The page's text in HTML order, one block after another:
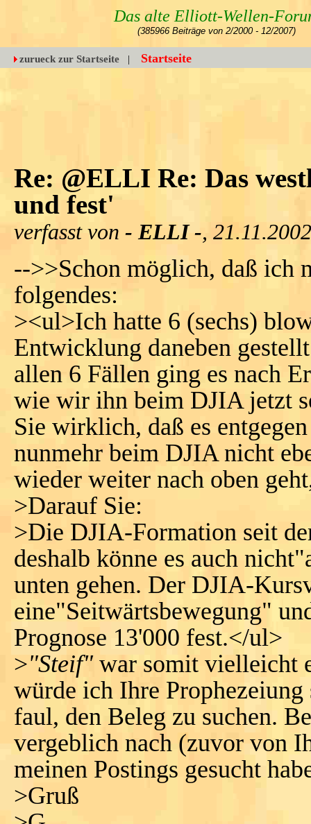
Das alte Elliott-Wellen-
(385966 Beiträge von 2/2000 - 12/2007)
zurueck zur Startseite | Startseite
Re: @ELLI Re: Das
und fest'
verfasst von - ELLI -,
-->>Schon möglich, daß ich
folgendes:
><ul>Ich hatte 6 (sechs)
Entwicklung daneben
allen 6 Fällen ging es nach
wie wir ihn beim DJIA jetzt
Sie wirklich, daß es
nunmehr beim DJIA nicht
wieder weiter nach oben
>Darauf Sie:
>Die DJIA-Formation seit
deshalb könne es auch
unten gehen. Der DJIA-
eine"Seitwärtsbewegung"
Prognose 13'000 fest.</ul>
>"Steif"war somit vielleicht
würde ich Ihre
faul, den Beleg zu suchen.
vergeblich nach (zuvor von
meinen Postings gesucht
>Gruß